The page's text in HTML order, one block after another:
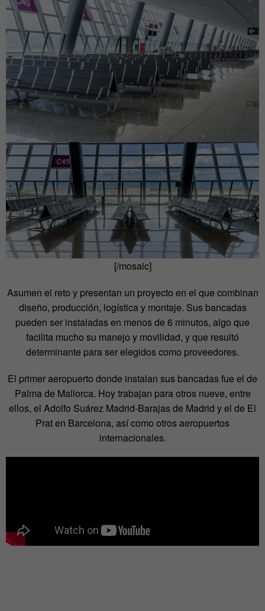
[/mosaic]
Asumen el reto y presentan un proyecto en el que combinan
diseño, producción, logística y montaje. Sus bancadas
pueden ser instaladas en menos de 6 minutos, algo que
facilita mucho su manejo y movilidad, y que resultó
determinante para ser elegidos como proveedores.
El primer aeropuerto donde instalan sus bancadas fue el de
Palma de Mallorca. Hoy trabajan para otros nueve, entre
ellos, el Adolfo Suárez Madrid-Barajas de Madrid y el de El
Prat en Barcelona, así como otros aeropuertos
internacionales.